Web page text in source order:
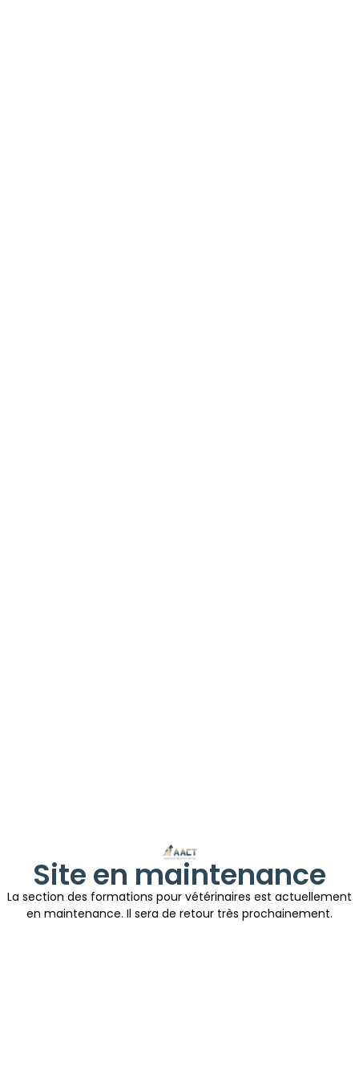
Site en maintenance
La section des formations pour vétérinaires est actuellement
en maintenance. Il sera de retour très prochainement.